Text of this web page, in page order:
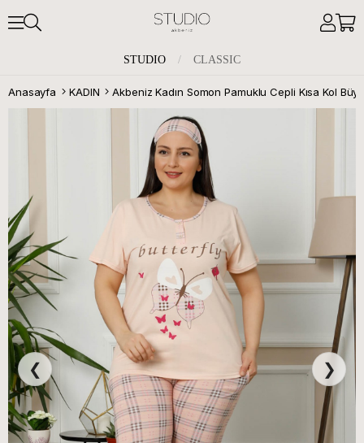
STUDIO / CLASSIC
Anasayfa KADIN
❮ ❯